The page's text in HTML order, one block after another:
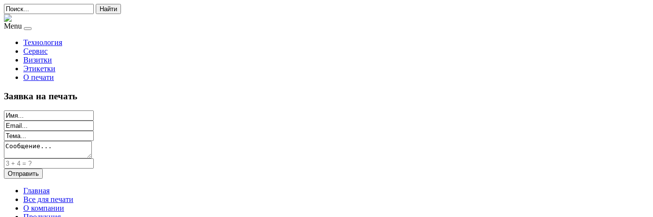
Найти
Menu
Технология
Сервис
Визитки
Этикетки
О печати
Заявка на печать
Главная
Все для печати
О компании